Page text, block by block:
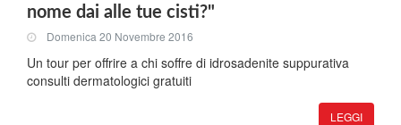
nome dai alle tue cisti?"
Domenica 20 Novembre 2016
Un tour per offrire a chi soffre di idrosadenite suppurativa
consulti dermatologici gratuiti
LEGGI